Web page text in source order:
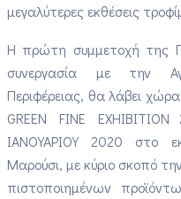
μεγαλύτερες εκθέσεις
Η πρώτη συμμετοχή της
συνεργασία με την
Περιφέρειας, θα λάβει
GREEN FINE
ΙΑΝΟΥΑΡΙΟΥ 2020 στο
Μαρούσι, με κύριο σκοπό
πιστοποιημένων